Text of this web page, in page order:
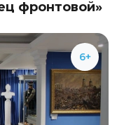
фронтовой»
6+